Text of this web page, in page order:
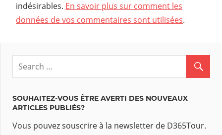
indésirables. En savoir plus sur comment les
données de vos commentaires sont utilisées.
SOUHAITEZ-VOUS ÊTRE AVERTI DES NOUVEAUX
ARTICLES PUBLIÉS?
Vous pouvez souscrire à la newsletter de D365Tour.